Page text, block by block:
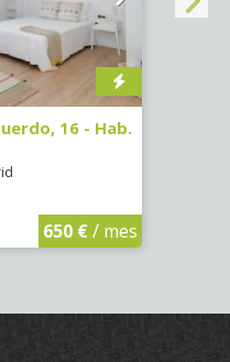
16 - Hab.
650 €/ mes